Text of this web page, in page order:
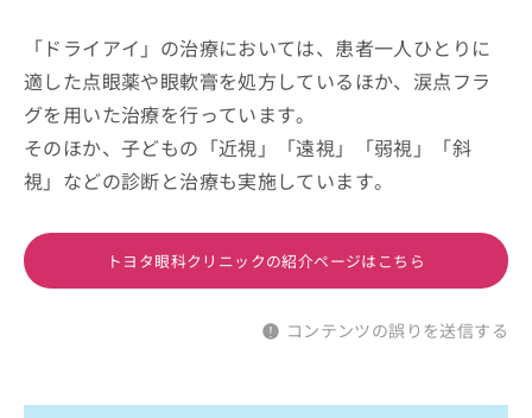
「ドライアイ」の治療においては、患者一人ひとりに
適した点眼薬や眼軟膏を処方しているほか、涙点フラ
グを用いた治療を行っています。
そのほか、子どもの「近視」「遠視」「弱視」「斜
視」などの診断と治療も実施しています。
トヨタ眼科クリニックの紹介ページはこちら
コンテンツの誤りを送信する